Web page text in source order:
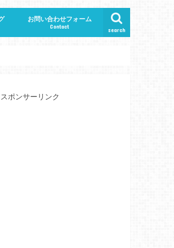
search
お問い合わせフォーム
Contact
スポンサーリンク